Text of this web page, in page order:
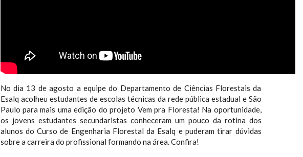
No dia 13 de agosto a equipe do Departamento de Ciências Florestais da
Esalq acolheu estudantes de escolas técnicas da rede pública estadual e São
Paulo para mais uma edição do projeto Vem pra Floresta! Na oportunidade,
os jovens estudantes secundaristas conheceram um pouco da rotina dos
alunos do Curso de Engenharia Florestal da Esalq e puderam tirar dúvidas
sobre a carreira do profissional formando na área. Confira!